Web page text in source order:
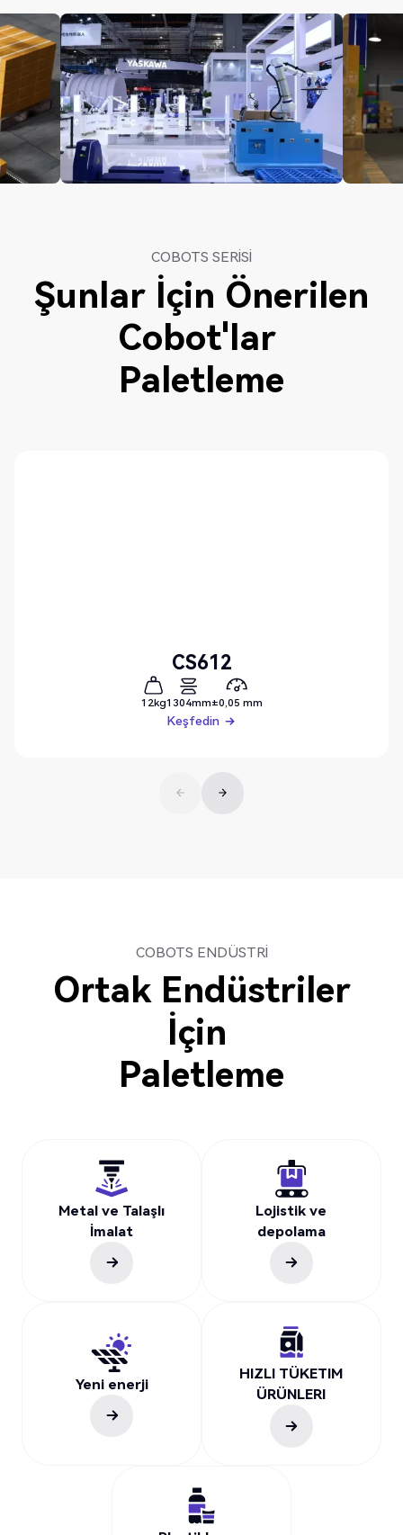
COBOTS SERISI
Şunlar İçin Önerilen
Cobot'lar
Paletleme
CS612
12kg1304mm±0,05 mm
Keşfedin
COBOTS ENDÜSTRI
Ortak Endüstriler
İçin
Paletleme
Metal ve Talaşlı
İmalat
Lojistik ve
depolama
Yeni enerji
HIZLI TÜKETIM
ÜRÜNLERI